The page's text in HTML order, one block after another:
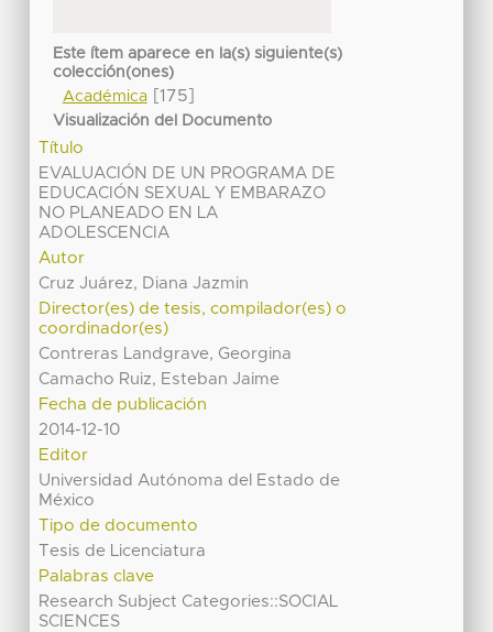
Este ítem aparece en la(s) siguiente(s)
colección(ones)
Académica[175]
Visualización del Documento
Título
EVALUACIÓN DE UN PROGRAMA DE
EDUCACIÓN SEXUAL Y EMBARAZO
NO PLANEADO EN LA
ADOLESCENCIA
Autor
Cruz Juárez, Diana Jazmin
Director(es) de tesis, compilador(es) o
coordinador(es)
Contreras Landgrave, Georgina
Camacho Ruiz, Esteban Jaime
Fecha de publicación
2014-12-10
Editor
Universidad Autónoma del Estado de
México
Tipo de documento
Tesis de Licenciatura
Palabras clave
Research Subject Categories::SOCIAL
SCIENCES